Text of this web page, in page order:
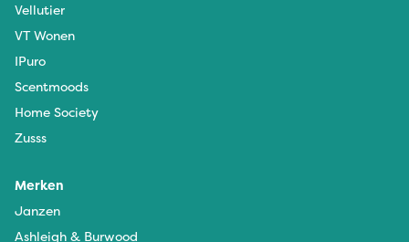
Vellutier
VT Wonen
IPuro
Scentmoods
Home Society
Zusss
Merken
Janzen
Ashleigh & Burwood